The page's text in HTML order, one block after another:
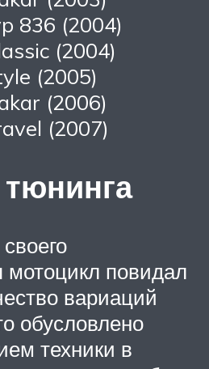
836 (2004)
(2004)
(2005)
(2006)
(2007)
мотоцикл повидал
вариаций
обусловлено
техники в